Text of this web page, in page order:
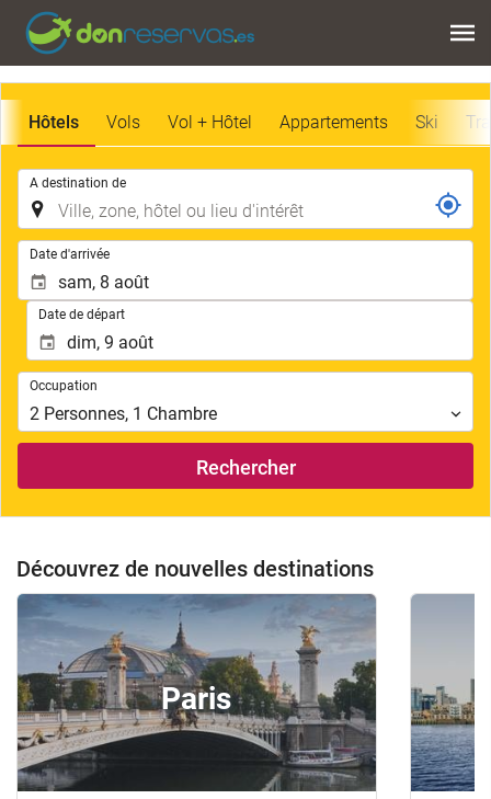
Hôtels Vols Vol + Hôtel Appartements Ski
A destination de
Date d'arrivée
Date de départ
Occupation
Occupation
2 Personnes, 1 Chambre
Rechercher
Découvrez de nouvelles destinations
Paris